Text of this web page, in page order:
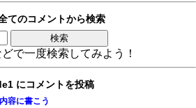
てのコメントから検索
で一度検索してみよう！
にコメントを投稿
容に書こう